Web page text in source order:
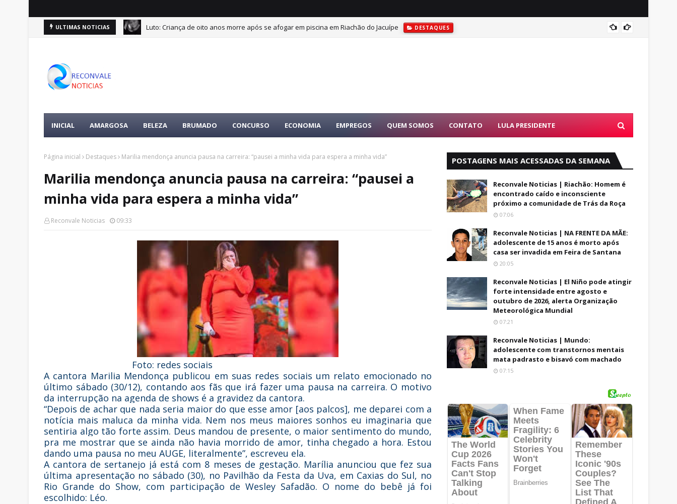
ULTIMAS NOTICIAS Luto: Criança de oito anos morre após se afogar em piscina em Riachão do Jacuípe DESTAQUES
INICIAL AMARGOSA BELEZA BRUMADO CONCURSO ECONOMIA EMPREGOS QUEM SOMOS CONTATO LULA PRESIDENTE
Página inicial Destaques Marilia mendonça anuncia pausa na carreira: “pausei a minha vida para espera a minha vida”
Marilia mendonça anuncia pausa na carreira: “pausei a
minha vida para espera a minha vida”
Reconvale Noticias 09:33
Foto: redes sociais
A cantora Marilia Mendonça publicou em suas redes sociais um relato emocionado no
último sábado (30/12), contando aos fãs que irá fazer uma pausa na carreira. O motivo
da interrupção na agenda de shows é a gravidez da cantora.
“Depois de achar que nada seria maior do que esse amor [aos palcos], me deparei com a
notícia mais maluca da minha vida. Nem nos meus maiores sonhos eu imaginaria que
sentiria algo tão forte assim. Deus mandou de presente, o maior sentimento do mundo,
pra me mostrar que se ainda não havia morrido de amor, tinha chegado a hora. Estou
dando uma pausa no meu AUGE, literalmente”, escreveu ela.
A cantora de sertanejo já está com 8 meses de gestação. Marília anunciou que fez sua
última apresentação no sábado (30), no Pavilhão da Festa da Uva, em Caxias do Sul, no
Rio Grande do Show, com participação de Wesley Safadão. O nome do bebê já foi
escolhido: Léo.
POSTAGENS MAIS ACESSADAS DA SEMANA
Reconvale Noticias | Riachão: Homem é
encontrado caído e inconsciente
próximo a comunidade de Trás da Roça
07:06
Reconvale Noticias | NA FRENTE DA MÃE:
adolescente de 15 anos é morto após
casa ser invadida em Feira de Santana
20:05
Reconvale Noticias | El Niño pode atingir
forte intensidade entre agosto e
outubro de 2026, alerta Organização
Meteorológica Mundial
07:21
Reconvale Noticias | Mundo:
adolescente com transtornos mentais
mata padrasto e bisavó com machado
07:15